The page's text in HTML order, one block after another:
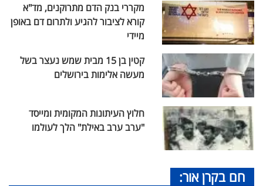
מקררי בנק הדם מתרוקנים, מד"א
קורא לציבור להגיע ולתרום דם באופן
מיידי
קטין בן 15 מבית שמש נעצר בשל
מעשה אלימות בירושלים
חלוץ העיתונות המקומית ומייסד
"ערב ערב באילת" הלך לעולמו
חם בקרן אור: